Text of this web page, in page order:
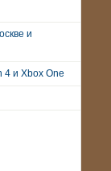
и
4 и Xbox One